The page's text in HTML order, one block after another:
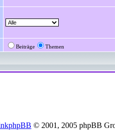
Beiträge Themen
phpBB © 2001, 2005 phpBB